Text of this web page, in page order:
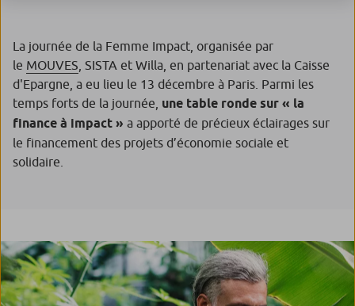
La journée de la Femme Impact, organisée par
le MOUVES , SISTA et Willa, en partenariat avec la Caisse
d'Epargne, a eu lieu le 13 décembre à Paris. Parmi les
temps forts de la journée, une table ronde sur « la
finance à impact » a apporté de précieux éclairages sur
le financement des projets d’économie sociale et
solidaire.